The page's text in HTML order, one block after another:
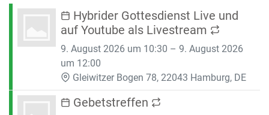
Hybrider Gottesdienst Live und
auf Youtube als Livestream
9. August 2026 um 10:30 – 9. August 2026
um 12:00
Gleiwitzer Bogen 78, 22043 Hamburg, DE
Gebetstreffen